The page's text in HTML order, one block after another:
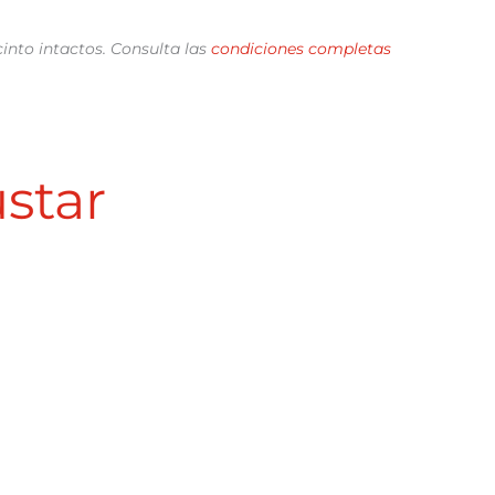
intactos. Consulta lascondiciones completas